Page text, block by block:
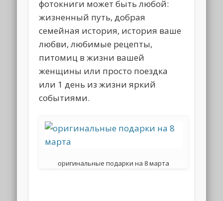
фотокниги может быть любой:
жизненный путь, добрая
семейная история, история ваше
любви, любимые рецепты,
питомиц в жизни вашей
женщины или просто поездка
или 1 день из жизни яркий
событиями.
оригинальные подарки на 8 марта